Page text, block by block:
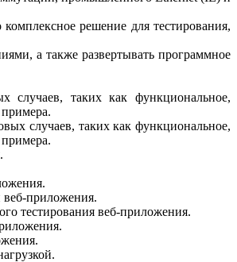
решение для тестирования,
а также развертывать программное
случаев, таких как функциональное,
случаев, таких как функциональное,
веб-приложения.
тестирования веб-приложения.